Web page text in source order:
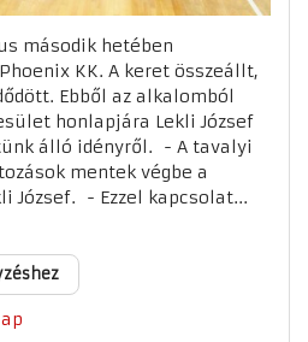
második hetében
KK. A keret összeállt,
Ebből az alkalomból
honlapjára Lekli József
álló idényről. - A tavalyi
mentek végbe a
József. - Ezzel kapcsolat...